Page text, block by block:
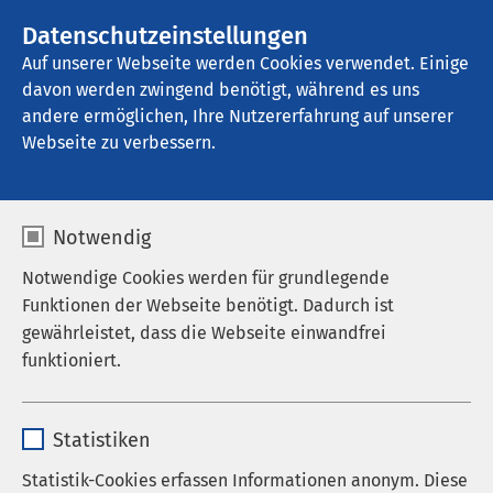
Datenschutzeinstellungen
Auf unserer Webseite werden Cookies verwendet. Einige
davon werden zwingend benötigt, während es uns
andere ermöglichen, Ihre Nutzererfahrung auf unserer
Webseite zu verbessern.
Notwendig
Notwendige Cookies werden für grundlegende
Funktionen der Webseite benötigt. Dadurch ist
gewährleistet, dass die Webseite einwandfrei
funktioniert.
Anbieter sgalinski
Statistiken
Statistik-Cookies erfassen Informationen anonym. Diese
AMEOS Klinikum Staßfurt